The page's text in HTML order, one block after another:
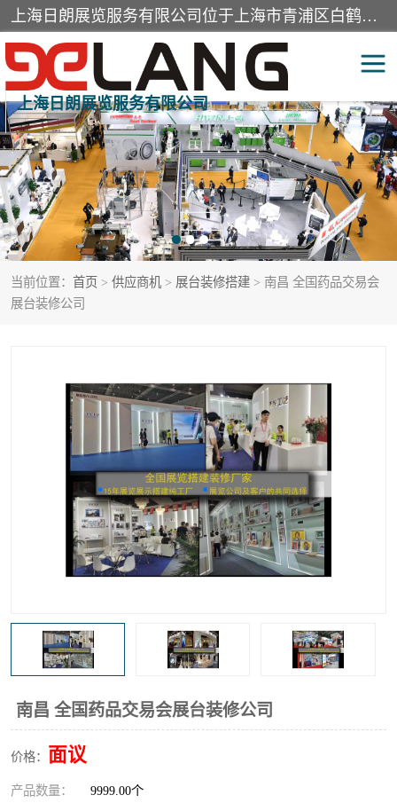
上海日朗展览服务有限公司位于上海市青浦区白鹤镇，营业范围有展览展示会务服务，室内装饰设计及施工，展示道具设计制作，舞台设计，图文设计，灯箱制作，园林绿化工程，广告装潢材料，建筑材料，办公用品，工艺礼品日用百货销售。
上海日朗展览服务有限公司
当前位置： 首页 > 供应商机 > 展台装修搭建 > 南昌 全国药品交易会
展台装修公司
南昌 全国药品交易会展台装修公司
价格： 面议
产品数量： 9999.00个
展台装修搭建 活动会议执行
展厅装修 专柜制作
展会装修设计 展会搭建
活动策划 展会服务